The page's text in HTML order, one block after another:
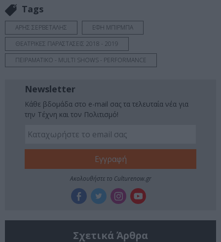
Tags
ΑΡΗΣ ΣΕΡΒΕΤΑΛΗΣ
ΕΦΗ ΜΠΙΡΜΠΑ
ΘΕΑΤΡΙΚΕΣ ΠΑΡΑΣΤΑΣΕΙΣ 2018 - 2019
ΠΕΙΡΑΜΑΤΙΚΟ - MULTI SHOWS - PERFORMANCE
Newsletter
Κάθε βδομάδα στο e-mail σας τα τελευταία νέα για
την Τέχνη και τον Πολιτισμό!
Ακολουθήστε το Culturenow.gr
Σχετικά Άρθρα